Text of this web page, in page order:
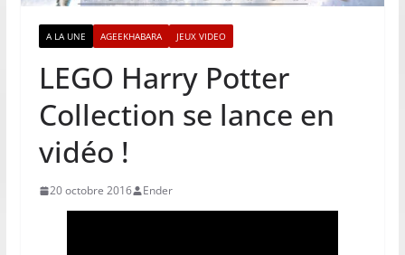
A LA UNE AGEEKHABARA JEUX VIDEO
LEGO Harry Potter
Collection se lance en
vidéo !
20 octobre 2016 Ender